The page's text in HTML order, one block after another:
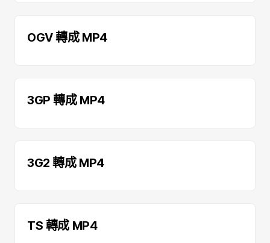
OGV 轉成 MP4
3GP 轉成 MP4
3G2 轉成 MP4
TS 轉成 MP4